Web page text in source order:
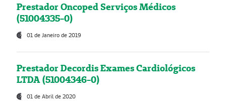
Prestador Oncoped Serviços Médicos
(51004335-0)
01 de Janeiro de 2019
Prestador Decordis Exames Cardiológicos
LTDA (51004346-0)
01 de Abril de 2020